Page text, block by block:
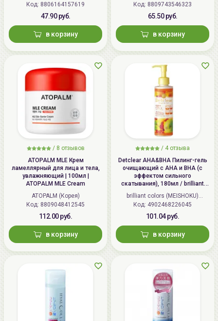
Код: 8806164157619
47.90 руб.
в корзину
Код: 8809743546323
65.50 руб.
в корзину
/ 8 отзывов
ATOPALM MLE Крем
ламеллярный для лица и тела,
увлажняющий | 100мл |
ATOPALM MLE Cream
ATOPALM (Корея)
Код: 8809048412545
112.00 руб.
в корзину
/ 4 отзыва
Detclear AHA&BHA Пилинг-гель
очищающий с AHA и BHA (с
эффектом сильного
скатывания), 180мл / brilliant
colors (MEISHOKU) Detclear
Bright&Peel AHA&BHA Fruits
Peeling Jelly
brilliant colors (MEISHOKU)
(Япония)
Код: 4902468226045
101.04 руб.
в корзину